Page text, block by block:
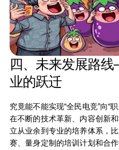
四、未来发展路
业的跃迁
究竟能不能实现“全民电竞”向“
在不断的技术革新、内容创新
立从业余到专业的培养体系，
赛、量身定制的培训计划和合